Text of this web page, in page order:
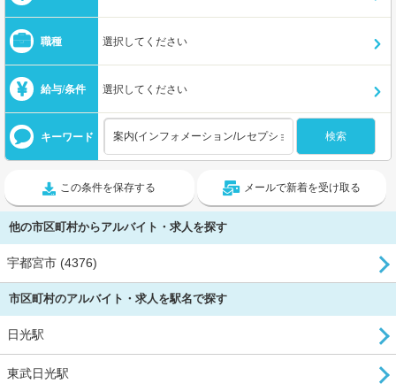
職種 選択してください
給与/条件 選択してください
キーワード
この条件を保存する メールで新着を受け取る
他の市区町村からアルバイト・求人を探す
宇都宮市 (4376)
市区町村のアルバイト・求人を駅名で探す
日光駅
東武日光駅